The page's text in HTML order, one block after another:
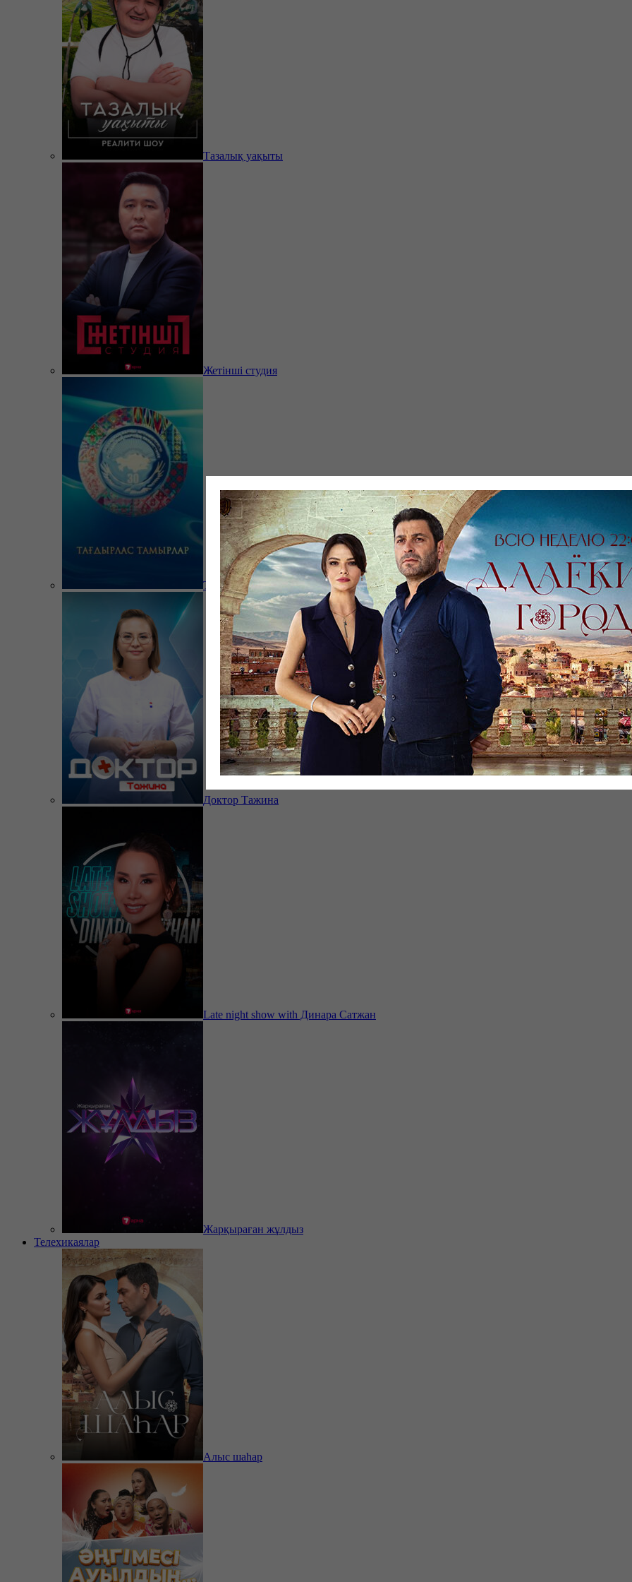
Тазалық уақыты
Жетінші студия
Тағдырлас тамырлар
Доктор Тажина
Late night show with Динара Сатжан
Жарқыраған жұлдыз
Телехикаялар
Алыс шаһар